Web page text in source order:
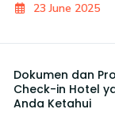
23 June 2025
Dokumen dan
Check-in Hotel
Anda Ketahui